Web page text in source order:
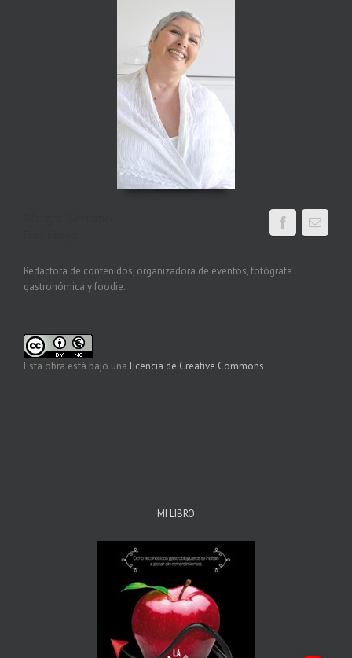
Redactora de contenidos, organizadora de eventos, fotógrafa
gastronómica y foodie.
Esta obra está bajo una licencia de Creative Commons
MI LIBRO